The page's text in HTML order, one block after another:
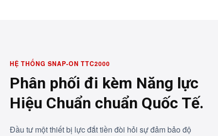
HỆ THỐNG SNAP-ON TTC2000
Phân phối đi kèm Năng lực
Hiệu Chuẩn chuẩn Quốc Tế.
Đầu tư một thiết bị lực đắt tiền đòi hỏi sự đảm bảo độ